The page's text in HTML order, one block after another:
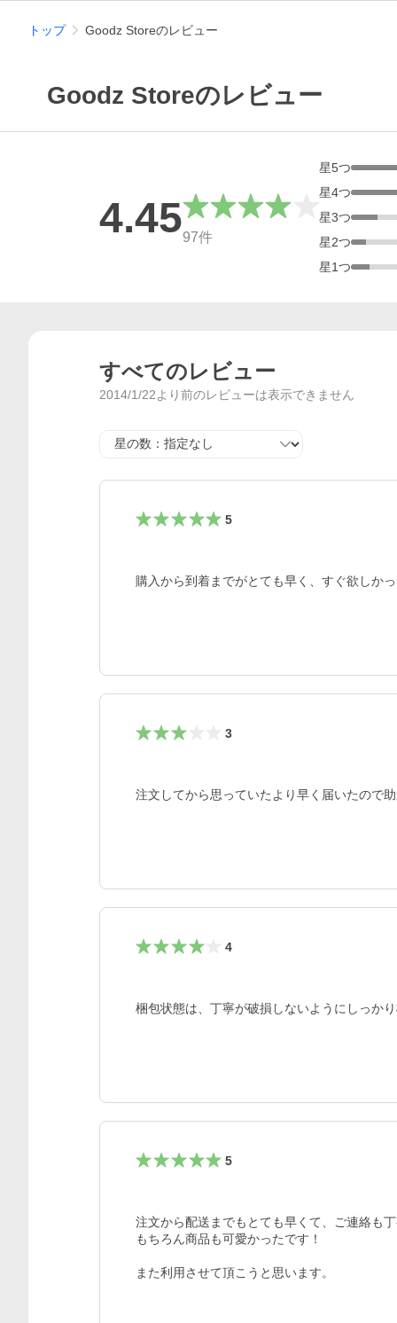
トップ Goodz Storeのレビュー
Goodz Storeのレビュー
総合評価
4.4597件
星5つ
星4つ
星3つ
星2つ
星1つ
すべてのレビュー
2014/1/22より前のレビューは表示できません
星の数
5
購入から到着までがとても早く、すぐ欲しかっ
3
注文してから思っていたより早く届いたので
4
梱包状態は、丁寧が破損しないようにしっかり
5
注文から配送までもとても早くて、ご連絡も丁
もちろん商品も可愛かったです！
また利用させて頂こうと思います。